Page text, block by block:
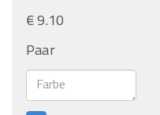
€ 9.10
Paar